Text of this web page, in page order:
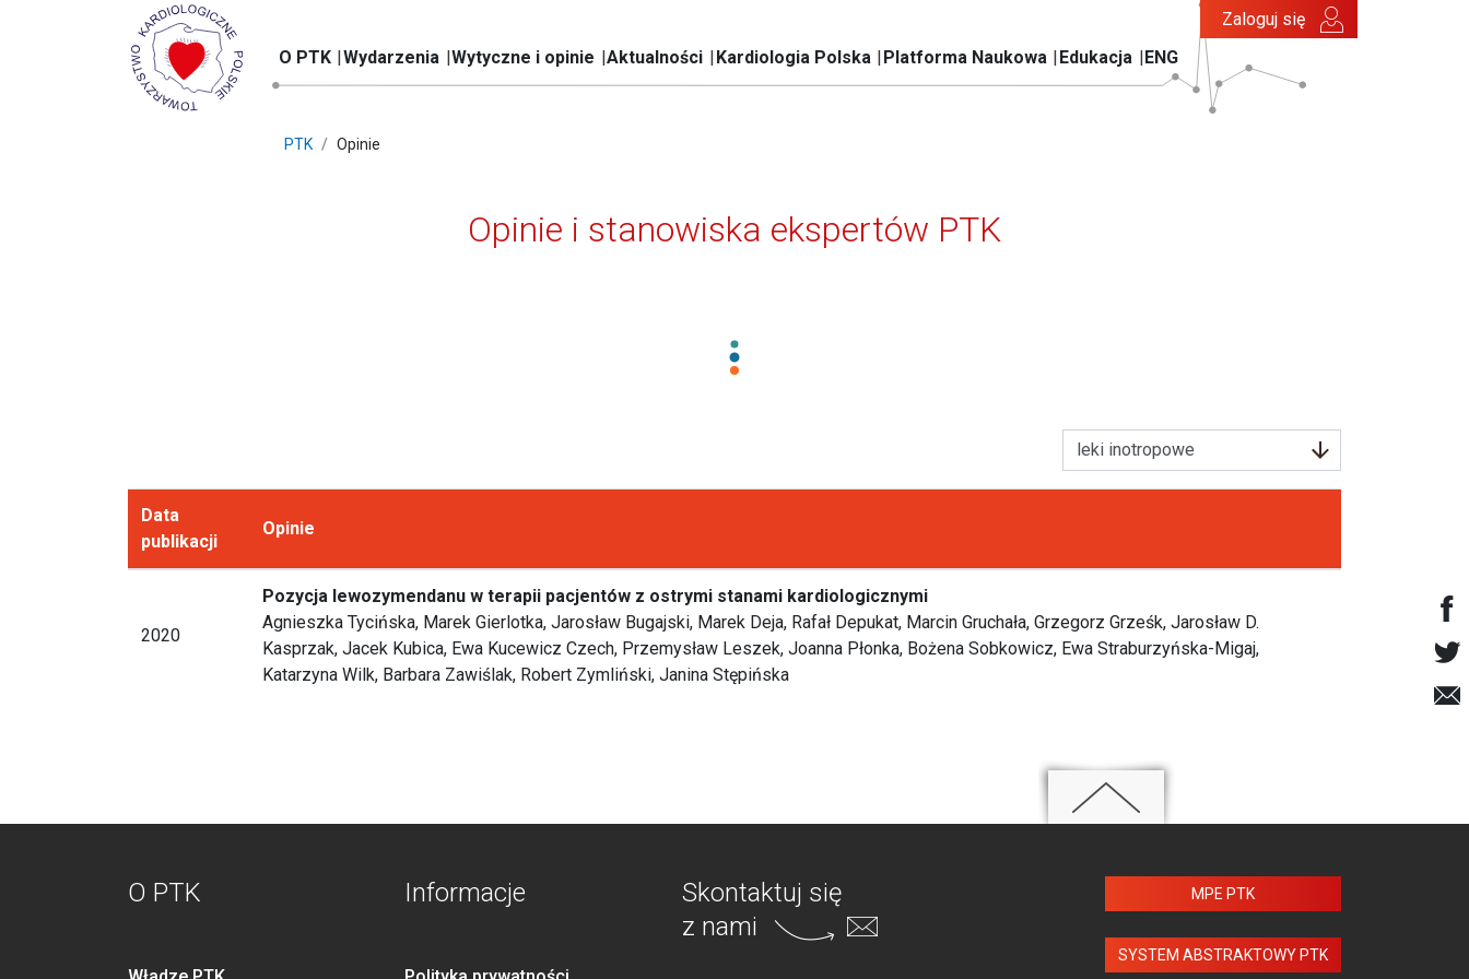
O PTK Wydarzenia Wytyczne i opinie Aktualności Kardiologia Polska Platforma Naukowa Edukacja ENG
Zaloguj się
PTK Opinie
Opinie i stanowiska ekspertów PTK
Data
publikacji
Opinie
2020
Pozycja lewozymendanu w terapii pacjentów z ostrymi stanami kardiologicznymi
Agnieszka Tycińska, Marek Gierlotka, Jarosław Bugajski, Marek Deja, Rafał Depukat, Marcin Gruchała, Grzegorz Grześk, Jarosław D.
Kasprzak, Jacek Kubica, Ewa Kucewicz Czech, Przemysław Leszek, Joanna Płonka, Bożena Sobkowicz, Ewa Straburzyńska-Migaj,
Katarzyna Wilk, Barbara Zawiślak, Robert Zymliński, Janina Stępińska
O PTK Informacje
Skontaktuj się
z nami
MPE PTK
SYSTEM ABSTRAKTOWY PTK